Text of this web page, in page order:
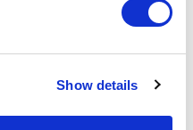
Show details